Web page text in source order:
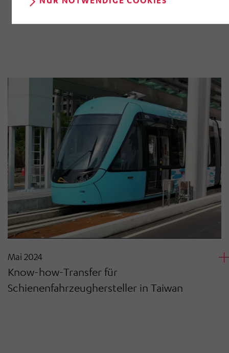
Zukunft widerrufen, indem Sie im Anschluss auf
Mai 2024
Know-how-Transfer für
Schienenfahrzeughersteller in Taiwan